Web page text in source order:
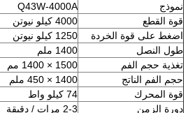
نموذج
Q43W-4000A
قوة القطع
4000 كيلو نيوتن
اضغط على قوة الخردة
1250 كيلو نيوتن
طول النصل
1400 ملم
تغذية حجم الفم
1500 × 1400 مم
حجم الفم الناتج
1400 × 450 ملم
قوة المحرك
74 كيلو واط
دورة الزمن
2-3 مرات / دقيقة